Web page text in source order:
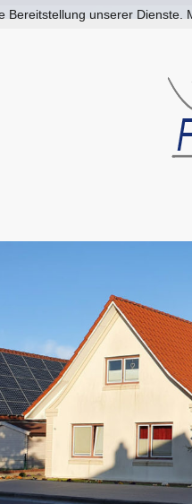
Bereitstellung unserer Dienste.